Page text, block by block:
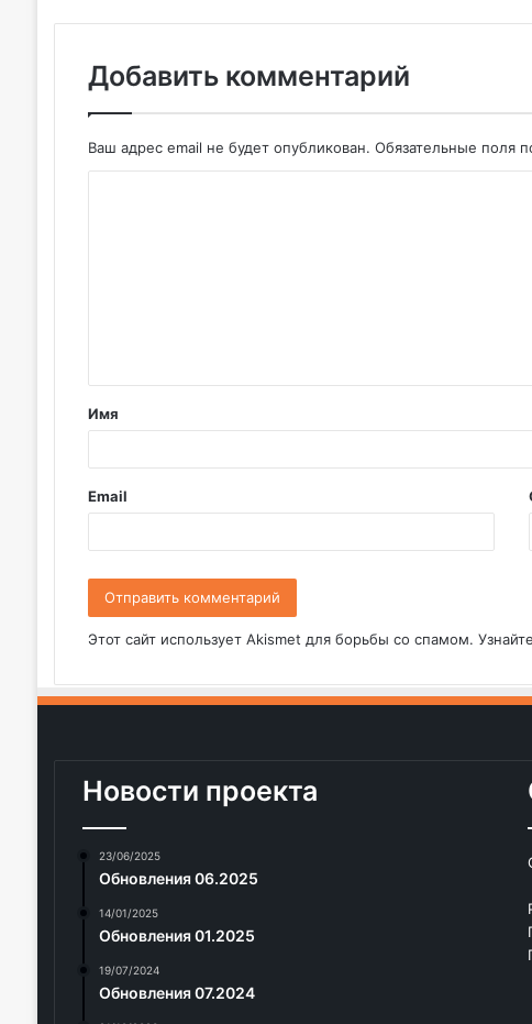
Добавить комментарий
Ваш адрес email не будет опубликован. Обязательные поля
т
а
й
*
Имя
Email
Этот сайт использует Akismet для борьбы со спамом.
Новости проекта
23/06/2025
Обновления 06.2025
14/01/2025
Обновления 01.2025
19/07/2024
Обновления 07.2024